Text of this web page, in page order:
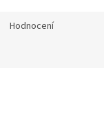
Hodnocení